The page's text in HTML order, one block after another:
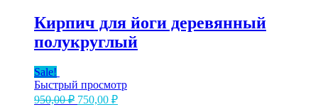
Кирпич для йоги деревянный
полукруглый
Sale!
Быстрый просмотр
950,00₽ Первоначальная
750,00 ₽Текущая